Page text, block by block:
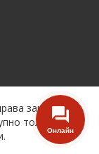
защищены.
только при